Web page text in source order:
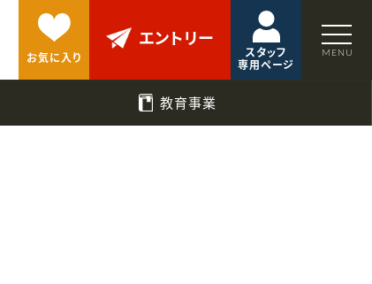
お気に入り
エントリー
スタッフ
専用ページ
教育事業